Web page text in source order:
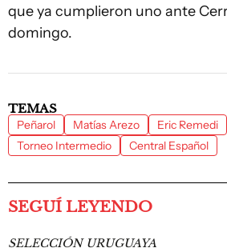
que ya cumplieron uno ante
domingo.
TEMAS
Peñarol Matías Arezo Eric Remedi
Torneo Intermedio
Central Español
SEGUÍ LEYENDO
SELECCIÓN URUGUAYA